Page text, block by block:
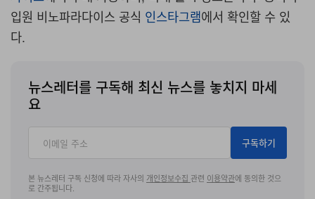
입원 비노파라다이스 공식 인스타그램에서 확인할 수 있
다.
뉴스레터를 구독해 최신 뉴스를 놓치지 마세
요
구독하기
본 뉴스레터 구독 신청에 따라 자사의 개인정보수집 관련 이용약관에 동의한 것으
로 간주됩니다.